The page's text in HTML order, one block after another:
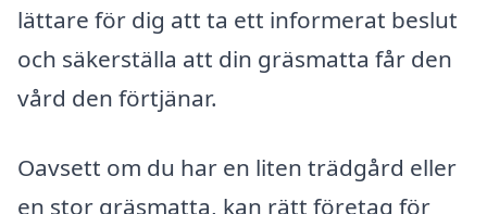
lättare för dig att ta ett informerat beslut
och säkerställa att din gräsmatta får den
vård den förtjänar.
Oavsett om du har en liten trädgård eller
en stor gräsmatta, kan rätt företag för